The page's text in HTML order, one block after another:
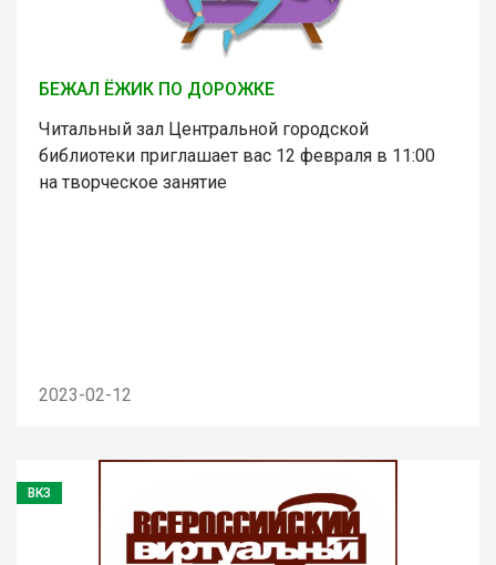
БЕЖАЛ ЁЖИК ПО ДОРОЖКЕ
Читальный зал Центральной городской
библиотеки приглашает вас 12 февраля в 11:00
на творческое занятие
2023-02-12
ВКЗ